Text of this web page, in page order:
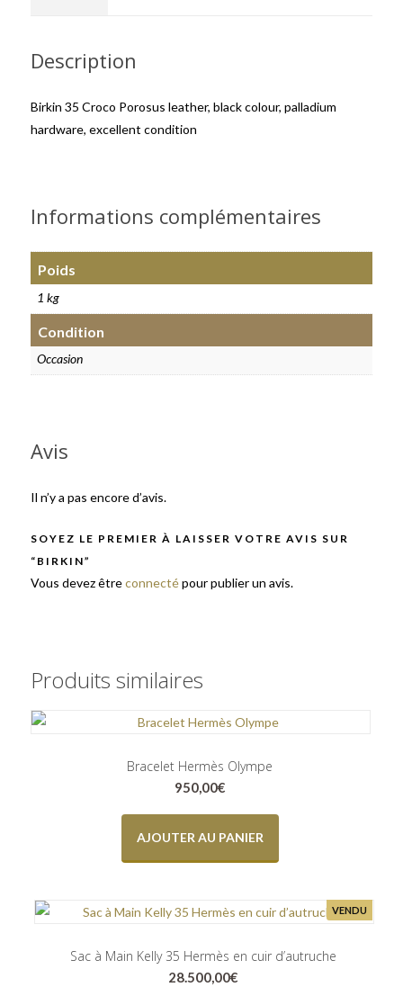
Description
Birkin 35 Croco Porosus leather, black colour, palladium
hardware, excellent condition
Informations complémentaires
Poids
1 kg
Condition
Occasion
Avis
Il n’y a pas encore d’avis.
SOYEZ LE PREMIER À LAISSER VOTRE AVIS SUR
“BIRKIN”
Vous devez êtreconnectépour publier un avis.
Produits similaires
Bracelet Hermès Olympe
950,00€
AJOUTER AU PANIER
VENDU
Sac à Main Kelly 35 Hermès en cuir d’autruche
28.500,00€